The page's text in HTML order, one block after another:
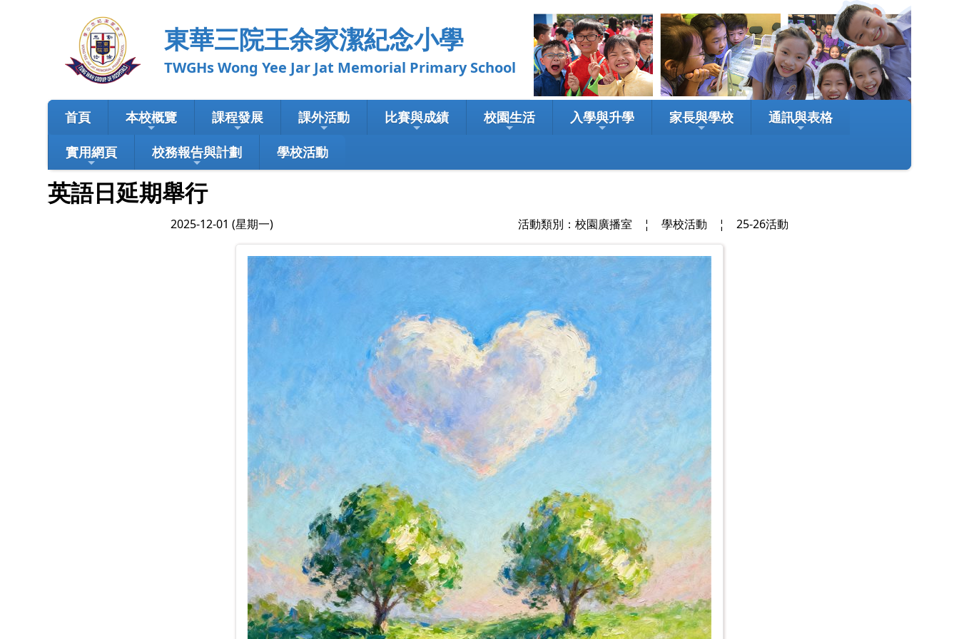
東華三院王余家潔紀念小學
TWGHs Wong Yee Jar Jat Memorial Primary School
首頁 本校概覽 課程發展 課外活動 比賽與成績 校園生活 入學與升學 家長與學校 通訊與表格
實用網頁 校務報告與計劃 學校活動
英語日延期舉行
2025-12-01 (星期一) 活動類別：校園廣播室 學校活動 ¦ 25-26活動